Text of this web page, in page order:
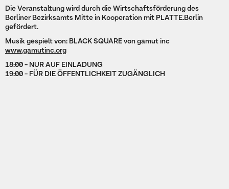
Die Veranstaltung wird durch die Wirtschaftsförderung des
Berliner Bezirksamts Mitte in Kooperation mit PLATTE.Berlin
gefördert.
Musik gespielt von: BLACK SQUARE von gamut inc
www.gamutinc.org
18:00 - NUR AUF EINLADUNG
19:00 - FÜR DIE ÖFFENTLICHKEIT ZUGÄNGLICH